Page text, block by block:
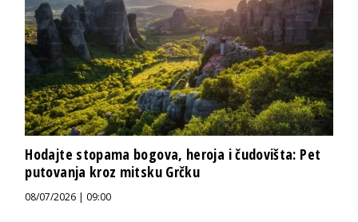
Hodajte stopama bogova, heroja i čudovišta: Pet
putovanja kroz mitsku Grčku
08/07/2026 | 09:00